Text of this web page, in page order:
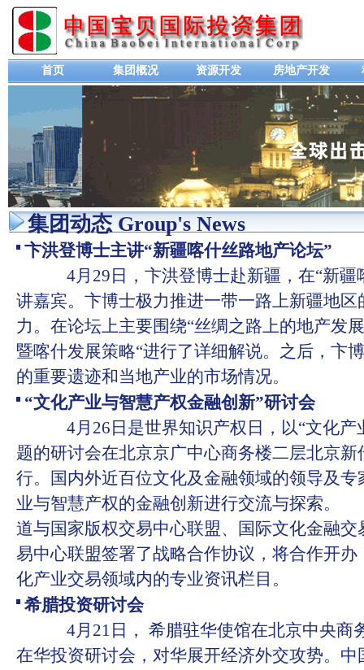
首页 集团概况 资源开发 房地产开发
集团动态 Group's News
卞洪登博士主讲“新疆喀什丝路地产论坛”
4月29日，卞洪登博士赴新疆，在“新疆
讲嘉宾。卞博士极力推进一带一路上新疆地
力。在论坛上主要围绕“丝绸之路上的地产发
暨喀什发展策略“进行了详细解说。之后，卞
的重要遗迹和当地产业的市场情况。
“文化产业与智慧产权金融创新”研讨会
4月26日是世界知识产权日，以“文化产
题的研讨会在北京京广中心商务楼二层北京
行。国内外近百位文化及金融领域的领导及
业与智慧产权的金融创新进行交流与探索
道与国家版权交易中心联盟、国际文化金融
易中心联盟签署了战略合作协议，将合作开
化产业交易领域内的专业资讯栏目。
希腊投资研讨会
4月21日， 希腊驻华使馆在北京中央商
在华投资研讨会，对华展开经济外交攻势。